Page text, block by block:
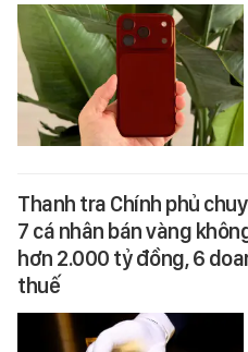
Thanh tra Chính phủ
7 cá nhân bán vàng
hơn 2.000 tỷ đồng, 6
thuế